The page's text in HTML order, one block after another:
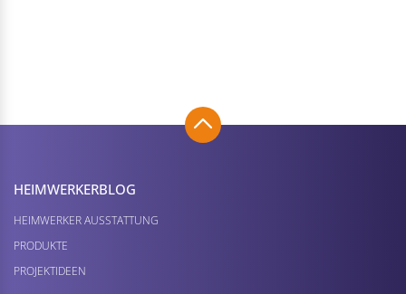
HEIMWERKER­BLOG
HEIMWERKER AUSSTATTUNG
PRODUKTE
PROJEKTIDEEN